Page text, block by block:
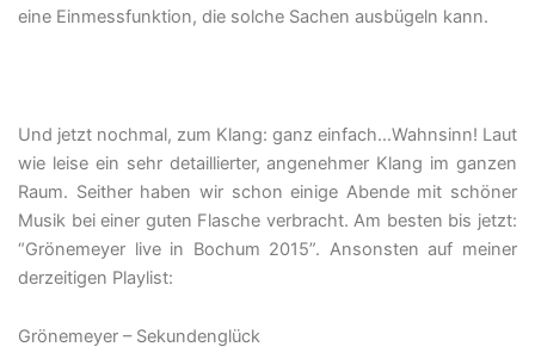
eine Einmessfunktion, die solche Sachen ausbügeln kann.
Und jetzt nochmal, zum Klang: ganz einfach…Wahnsinn! Laut
wie leise ein sehr detaillierter, angenehmer Klang im ganzen
Raum. Seither haben wir schon einige Abende mit schöner
Musik bei einer guten Flasche verbracht. Am besten bis jetzt:
“Grönemeyer live in Bochum 2015”. Ansonsten auf meiner
derzeitigen Playlist:
Grönemeyer – Sekundenglück